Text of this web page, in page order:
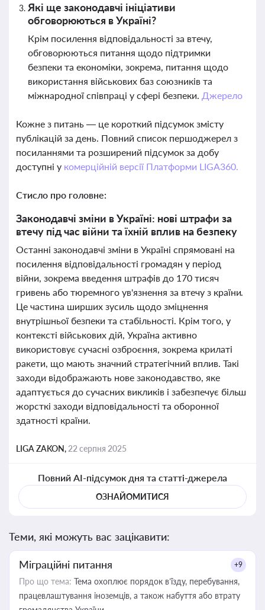
Які ще законодавчі ініціативи
обговорюються в Україні?
Крім посилення відповідальності за втечу,
обговорюються питання щодо підтримки
безпеки та економіки, зокрема, питання щодо
використання військових баз союзників та
міжнародної співпраці у сфері безпеки. Джерело
Кожне з питань — це короткий підсумок змісту
публікацій за день. Повний список першоджерел з
посиланнями та розширений підсумок за добу
доступні у комерційній версії Платформи LIGA360.
Стисло про головне:
Законодавчі зміни в Україні: нові штрафи за
втечу під час війни та їхній вплив на безпеку
Останні законодавчі зміни в Україні спрямовані на
посилення відповідальності громадян у період
війни, зокрема введення штрафів до 170 тисяч
гривень або тюремного ув'язнення за втечу з країни.
Це частина ширших зусиль щодо зміцнення
внутрішньої безпеки та стабільності. Крім того, у
контексті військових дій, Україна активно
використовує сучасні озброєння, зокрема крилаті
ракети, що мають значний стратегічний вплив. Такі
заходи відображають нове законодавство, яке
адаптується до сучасних викликів і забезпечує більш
жорсткі заходи відповідальності та оборонної
здатності країни.
LIGA ZAKON, 22 серпня 2025
Повний AI-підсумок дня та статті-джерела
ОЗНАЙОМИТИСЯ
Теми, які можуть вас зацікавити:
Міграційні питання +9
Про що тема: Тема охоплює порядок в’їзду, перебування,
працевлаштування іноземців, а також набуття або втрату